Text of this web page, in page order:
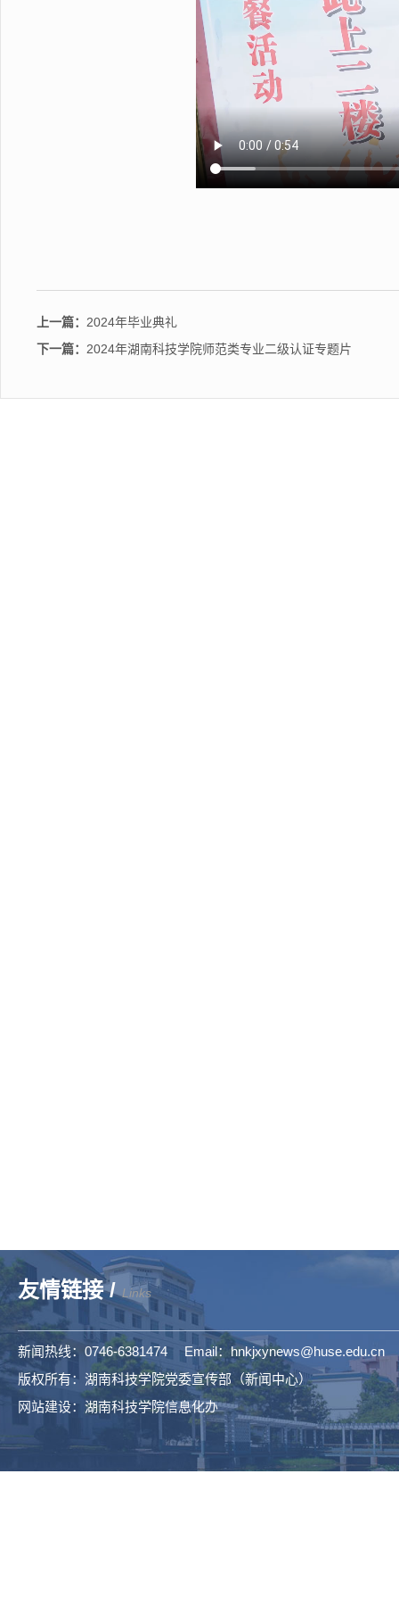
上一篇： 2024年毕业典礼
下一篇： 2024年湖南科技学院师范类专业二级认证专题片
友情链接 /Links
新闻热线：0746-6381474 Email：hnkjxynews@huse.edu.cn
版权所有：湖南科技学院党委宣传部（新闻中心）
网站建设：湖南科技学院信息化办